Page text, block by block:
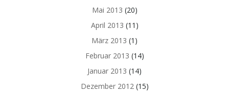
Mai 2013 (20)
April 2013 (11)
März 2013 (1)
Februar 2013 (14)
Januar 2013 (14)
Dezember 2012(15)